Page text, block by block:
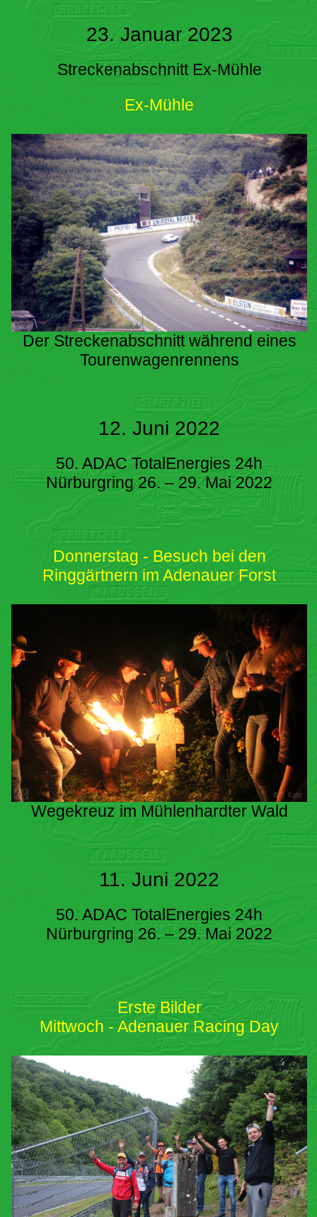
23. Januar 2023
Streckenabschnitt Ex-Mühle
Ex-Mühle
Der Streckenabschnitt während eines
Tourenwagenrennens
12. Juni 2022
50. ADAC TotalEnergies 24h
Nürburgring 26. – 29. Mai 2022
Donnerstag - Besuch bei den
Ringgärtnern im Adenauer Forst
Wegekreuz im Mühlenhardter Wald
11. Juni 2022
50. ADAC TotalEnergies 24h
Nürburgring 26. – 29. Mai 2022
Erste Bilder
Mittwoch - Adenauer Racing Day